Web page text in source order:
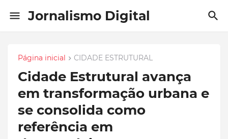
Jornalismo Digital
Página inicial CIDADE ESTRUTURAL
Cidade Estrutural avança
em transformação urbana e
se consolida como
referência em